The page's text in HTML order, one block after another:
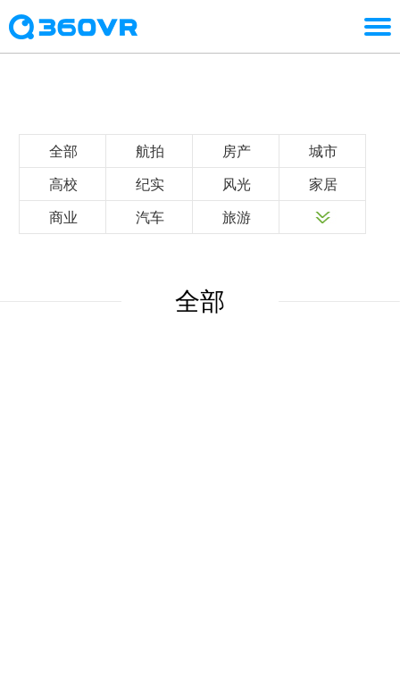
全部 航拍 房产 城市
高校 纪实 风光 家居
商业 汽车 旅游
全部